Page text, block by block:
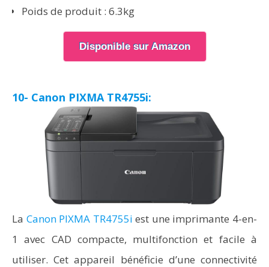
Poids de produit : 6.3kg
Disponible sur Amazon
10- Canon PIXMA TR4755i:
La Canon PIXMA TR4755i est une imprimante 4-en-
1 avec CAD compacte, multifonction et facile à
utiliser. Cet appareil bénéficie d’une connectivité